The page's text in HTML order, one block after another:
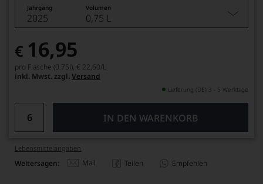
Jahrgang Volumen
2025 0,75 L
€ 16,95
pro Flasche (0.75l), € 22,60/L
inkl. Mwst. zzgl. Versand
Lieferung (DE) 3 - 5 Werktage
IN DEN WARENKORB
Lebensmittel­angaben
Weitersagen: Mail Teilen Empfehlen